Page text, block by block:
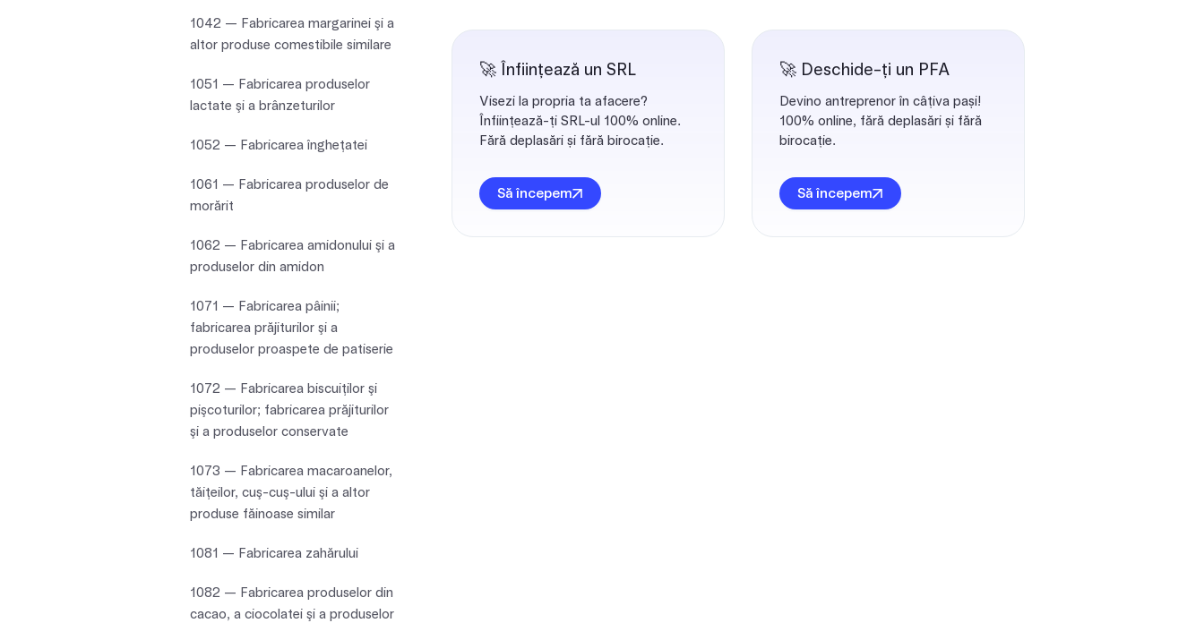
1042 — Fabricarea margarinei şi a
altor produse comestibile similare
1051 — Fabricarea produselor
lactate şi a brânzeturilor
1052 — Fabricarea îngheţatei
1061 — Fabricarea produselor de
morărit
1062 — Fabricarea amidonului şi a
produselor din amidon
1071 — Fabricarea pâinii;
fabricarea prăjiturilor şi a
produselor proaspete de patiserie
1072 — Fabricarea biscuiţilor şi
pişcoturilor; fabricarea prăjiturilor
şi a produselor conservate
1073 — Fabricarea macaroanelor,
tăiţeilor, cuş-cuş-ului şi a altor
produse făinoase similar
1081 — Fabricarea zahărului
1082 — Fabricarea produselor din
cacao, a ciocolatei şi a produselor
🚀 Înființează un SRL
Visezi la propria ta afacere?
Înființează-ți SRL-ul 100% online.
Fără deplasări și fără birocație.
Să începem
🚀 Deschide-ți un PFA
Devino antreprenor în câțiva pași!
100% online, fără deplasări și fără
birocație.
Să începem